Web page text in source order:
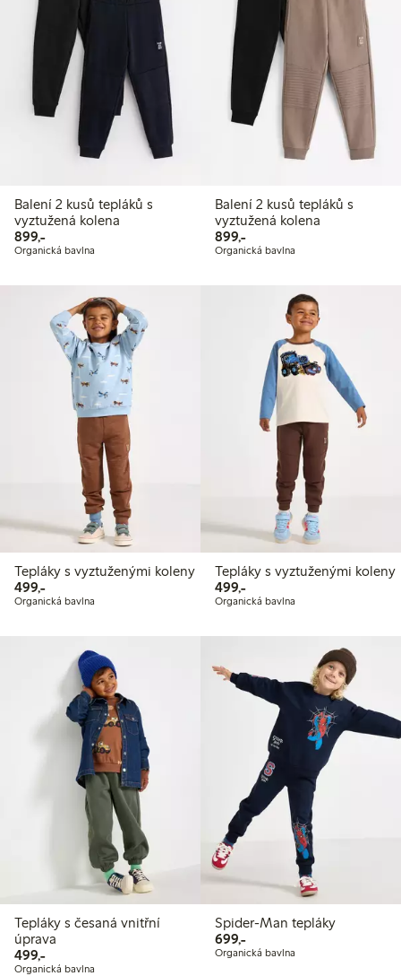
Balení 2 kusů tepláků s
vyztužená kolena
899,-899,00 Kč
Organická bavlna
Balení 2 kusů tepláků s
vyztužená kolena
899,-899,00 Kč
Organická bavlna
Tepláky s vyztuženými koleny
499,-499,00 Kč
Organická bavlna
Tepláky s vyztuženými koleny
499,-499,00 Kč
Organická bavlna
Tepláky s česaná vnitřní
úprava
499,-499,00 Kč
Organická bavlna
Spider-Man tepláky
699,-699,00 Kč
Organická bavlna